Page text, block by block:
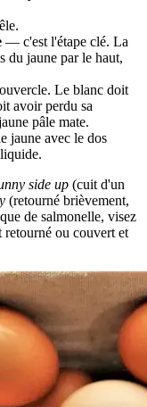
— c'est l'étape clé. La
du jaune par le haut,
Le blanc doit
avoir perdu sa
pâle mate.
jaune avec le dos
side up (cuit d'un
(retourné brièvement,
de salmonelle, visez
ou couvert et